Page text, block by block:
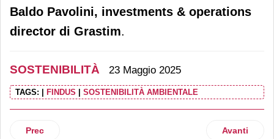
Baldo Pavolini, investments & operations
director di Grastim.
SOSTENIBILITÀ 23 Maggio 2025
TAGS: FINDUS SOSTENIBILITÀ AMBIENTALE
Articolo precedente: Agromonte prosegue la
Prec Articolo
Avanti